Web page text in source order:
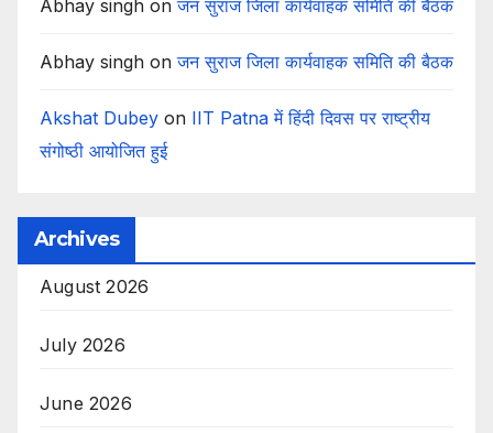
Abhay singh onजन सुराज जिला कार्यवाहक समिति की बैठक
Abhay singh onजन सुराज जिला कार्यवाहक समिति की बैठक
Akshat Dubey on IIT Patna में हिंदी दिवस पर राष्ट्रीय
संगोष्ठी आयोजित हुई
Archives
August 2026
July 2026
June 2026